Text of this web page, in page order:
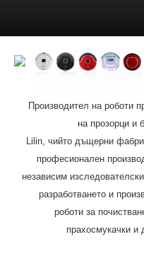
Deutsch
Português 日本語
Suomi
Hrvatski Română
india Tiếng
Ukrainian Slovenčina
Производител на роботи
на прозорци и
Lilin, чийто дъщерни
професионален
независим
разработването и
роботи за
прахосмукачки